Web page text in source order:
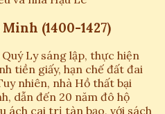
(1400-1427)
Ly sáng lập, thực hiện
tiền giấy, hạn chế đất đai
nhiên, nhà Hồ thất bại
dẫn đến 20 năm đô hộ
ách cai trị tàn bạo, với sách